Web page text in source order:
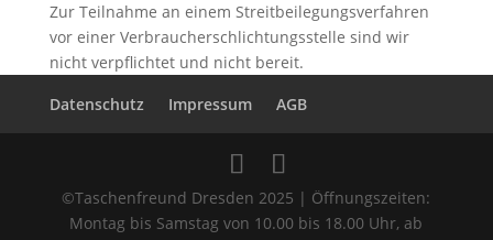
Zur Teilnahme an einem Streitbeilegungsverfahren
vor einer Verbraucherschlichtungsstelle sind wir
nicht verpflichtet und nicht bereit.
Datenschutz
Impressum AGB
©Taschenfreund Dresden 2025 | Öffnungszeiten:
Montag bis Samstag von 10.00 bis 18.00 Uhr, ab